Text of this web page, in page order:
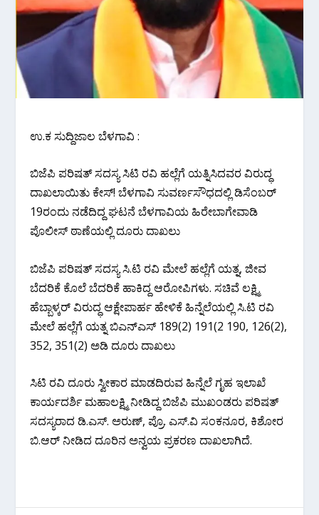
ಉ.ಕ ಸುದ್ದಿಜಾಲ ಬೆಳಗಾವಿ :
ಬಿಜೆಪಿ ಪರಿಷತ್ ಸದಸ್ಯ ಸಿಟಿ ರವಿ ಹಲ್ಲೆಗೆ ಯತ್ನಿಸಿದವರ ವಿರುದ್ಧ
ದಾಖಲಾಯಿತು ಕೇಸ್! ಬೆಳಗಾವಿ ಸುವರ್ಣಸೌಧದಲ್ಲಿ ಡಿಸೆಂಬರ್
19ರಂದು ನಡೆದಿದ್ದ ಘಟನೆ ಬೆಳಗಾವಿಯ ಹಿರೇಬಾಗೇವಾಡಿ
ಪೊಲೀಸ್ ಠಾಣೆಯಲ್ಲಿ ದೂರು ದಾಖಲು
ಬಿಜೆಪಿ ಪರಿಷತ್ ಸದಸ್ಯ ಸಿ.ಟಿ ರವಿ ಮೇಲೆ ಹಲ್ಲೆಗೆ ಯತ್ನ, ಜೀವ
ಬೆದರಿಕೆ ಕೊಲೆ ಬೆದರಿಕೆ ಹಾಕಿದ್ದ ಆರೋಪಿಗಳು. ಸಚಿವೆ ಲಕ್ಷ್ಮಿ
ಹೆಬ್ಬಾಳ್ಕರ್ ವಿರುದ್ಧ ಆಕ್ಷೇಪಾರ್ಹ ಹೇಳಿಕೆ ಹಿನ್ನೆಲೆಯಲ್ಲಿ ಸಿ.ಟಿ ರವಿ
ಮೇಲೆ ಹಲ್ಲೆಗೆ ಯತ್ನ ಬಿಎನ್‌ಎಸ್‌ 189(2) 191(2 190, 126(2),
352, 351(2) ಅಡಿ ದೂರು ದಾಖಲು
ಸಿಟಿ ರವಿ ದೂರು ಸ್ವೀಕಾರ ಮಾಡದಿರುವ ಹಿನ್ನೆಲೆ ಗೃಹ ಇಲಾಖೆ
ಕಾರ್ಯದರ್ಶಿ ಮಹಾಲಕ್ಷ್ಮಿ ನೀಡಿದ್ದ ಬಿಜೆಪಿ ಮುಖಂಡರು ಪರಿಷತ್
ಸದಸ್ಯರಾದ ಡಿ.ಎಸ್. ಅರುಣ್, ಪ್ರೊ. ಎಸ್.ವಿ ಸಂಕನೂರ, ಕಿಶೋರ
ಬಿ.ಆರ್ ನೀಡಿದ ದೂರಿನ ಅನ್ವಯ ಪ್ರಕರಣ ದಾಖಲಾಗಿದೆ.